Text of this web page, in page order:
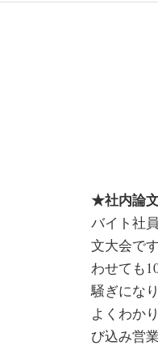
★社内論
バイト社
文大会で
わせても
騒ぎにな
よくわか
び込み営